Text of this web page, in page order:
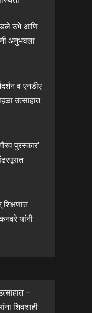
पडले उभे आणि
अनुभवला
व एनडीए
उत्साहात
पुरस्कार’
यांनी
–
शिवशाही